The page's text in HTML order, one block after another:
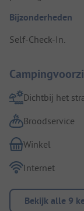
Bijzonderheden
Self-Check-In.
Dichtbij het
Broodservice
Winkel
Internet
Bekijk alle 9